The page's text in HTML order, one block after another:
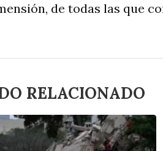
de todas las que
RELACIONADO